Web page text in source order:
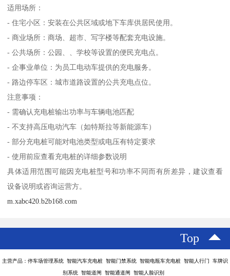
适用场所：
- 住宅小区：安装在公共区域或地下车库供居民使用。
- 商业场所：商场、超市、写字楼等配套充电设施。
- 公共场所：公园、、学校等设置的便民充电点。
- 企事业单位：为员工电动车提供的充电服务。
- 路边停车区：城市道路设置的公共充电点位。
注意事项：
- 需确认充电桩输出功率与车辆电池匹配
- 不支持高压电动汽车（如特斯拉等新能源车）
- 部分充电桩可能对电池类型或电压有特定要求
- 使用前应查看充电桩的详细参数说明
具体适用范围可能因充电桩型号和功率不同而有所差异，建议查看
设备说明或咨询运营方。
m.xabc420.b2b168.com
Top
主营产品：停车场管理系统 智能汽车充电桩 智能门禁系统 智能电瓶车充电桩 智能人行门 车牌识
别系统 智能道闸 智能通道闸 智能人脸识别